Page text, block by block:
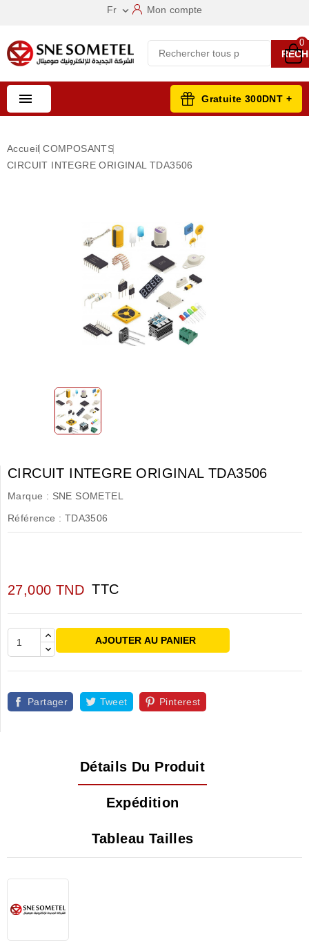
Fr  Mon compte
0
 Gratuite 300DNT +
Accueil COMPOSANTS
CIRCUIT INTEGRE ORIGINAL TDA3506
CIRCUIT INTEGRE ORIGINAL TDA3506
Marque : SNE SOMETEL
Référence : TDA3506
27,000 TND TTC
AJOUTER AU PANIER
Partager Tweet Pinterest
Détails Du Produit
Expédition
Tableau Tailles